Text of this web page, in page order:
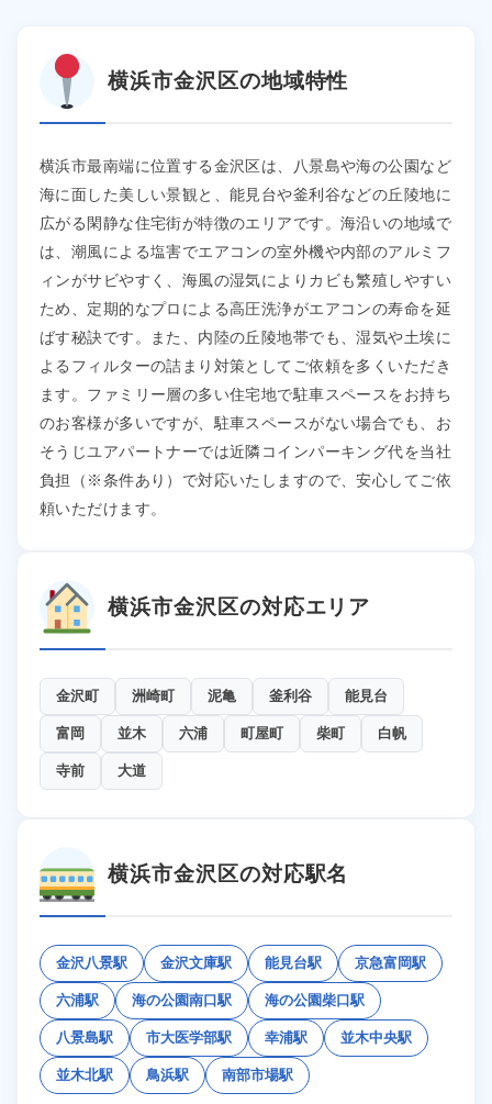
横浜市金沢区の地域特性
横浜市最南端に位置する金沢区は、八景島や海の公園など
海に面した美しい景観と、能見台や釜利谷などの丘陵地に
広がる閑静な住宅街が特徴のエリアです。海沿いの地域で
は、潮風による塩害でエアコンの室外機や内部のアルミフ
ィンがサビやすく、海風の湿気によりカビも繁殖しやすい
ため、定期的なプロによる高圧洗浄がエアコンの寿命を延
ばす秘訣です。また、内陸の丘陵地帯でも、湿気や土埃に
よるフィルターの詰まり対策としてご依頼を多くいただき
ます。ファミリー層の多い住宅地で駐車スペースをお持ち
のお客様が多いですが、駐車スペースがない場合でも、お
そうじユアパートナーでは近隣コインパーキング代を当社
負担（※条件あり）で対応いたしますので、安心してご依
頼いただけます。
横浜市金沢区の対応エリア
金沢町 洲崎町 泥亀 釜利谷 能見台
富岡 並木 六浦 町屋町 柴町 白帆
寺前 大道
横浜市金沢区の対応駅名
金沢八景駅 金沢文庫駅 能見台駅 京急富岡駅
六浦駅 海の公園南口駅 海の公園柴口駅
八景島駅 市大医学部駅 幸浦駅 並木中央駅
並木北駅 鳥浜駅 南部市場駅